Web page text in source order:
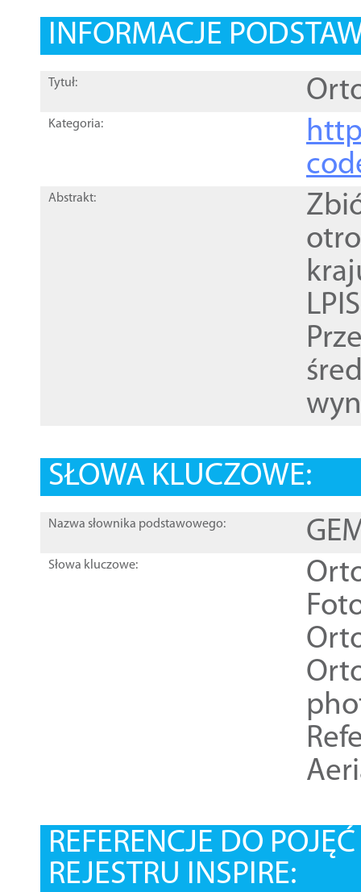
INFORMACJE
Tytuł:
Kategoria:
Abstrakt:
SŁOWA KLUCZOWE:
Nazwa słownika podstawowego:
Słowa kluczowe:
REFERENCJE DO
REJESTRU INSPIRE: